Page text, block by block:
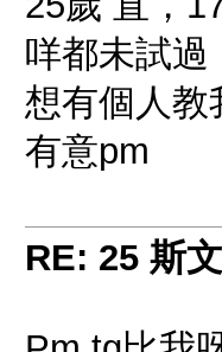
咩都未試過
想有個人教
有意pm
RE: 25 斯